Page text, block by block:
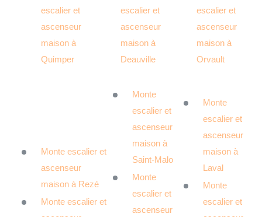
escalier et
ascenseur
maison à
Quimper
escalier et
ascenseur
maison à
Deauville
escalier et
ascenseur
maison à
Orvault
Monte escalier et
ascenseur
maison à Rezé
Monte escalier et
Monte
escalier et
ascenseur
maison à
Saint-Malo
Monte
escalier et
ascenseur
Monte
escalier et
ascenseur
maison à
Laval
Monte
escalier et